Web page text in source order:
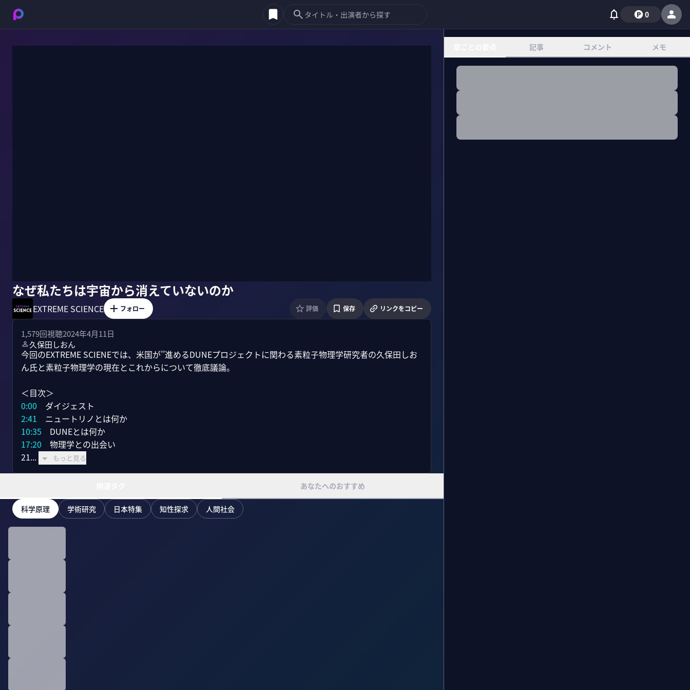
0
なぜ私たちは宇宙から消えていないのか
EXTREME SCIENCE フォロー 評価 保存 リンクをコピー
1,579回視聴2024年4月11日
久保田しおん
今回のEXTREME SCIENEでは、米国が’’進めるDUNEプロジェクトに関わる素粒子物理学研究者の久保田しお
ん氏と素粒子物理学の現在とこれからについて徹底議論。
0:00
2:41
10:35
17:20 物理学との出会い
21...
もっと見る
あなたへのおすすめ
科学原理 学術研究 日本特集 知性探求 人間社会
記事 コメント メモ